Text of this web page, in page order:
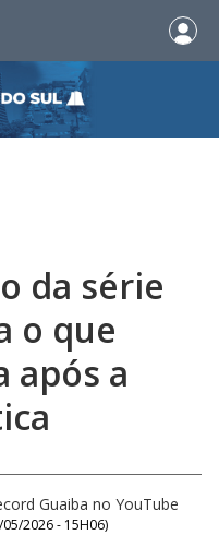
da série
o que
após a
Guaiba no YouTube
05/2026 - 15H06)